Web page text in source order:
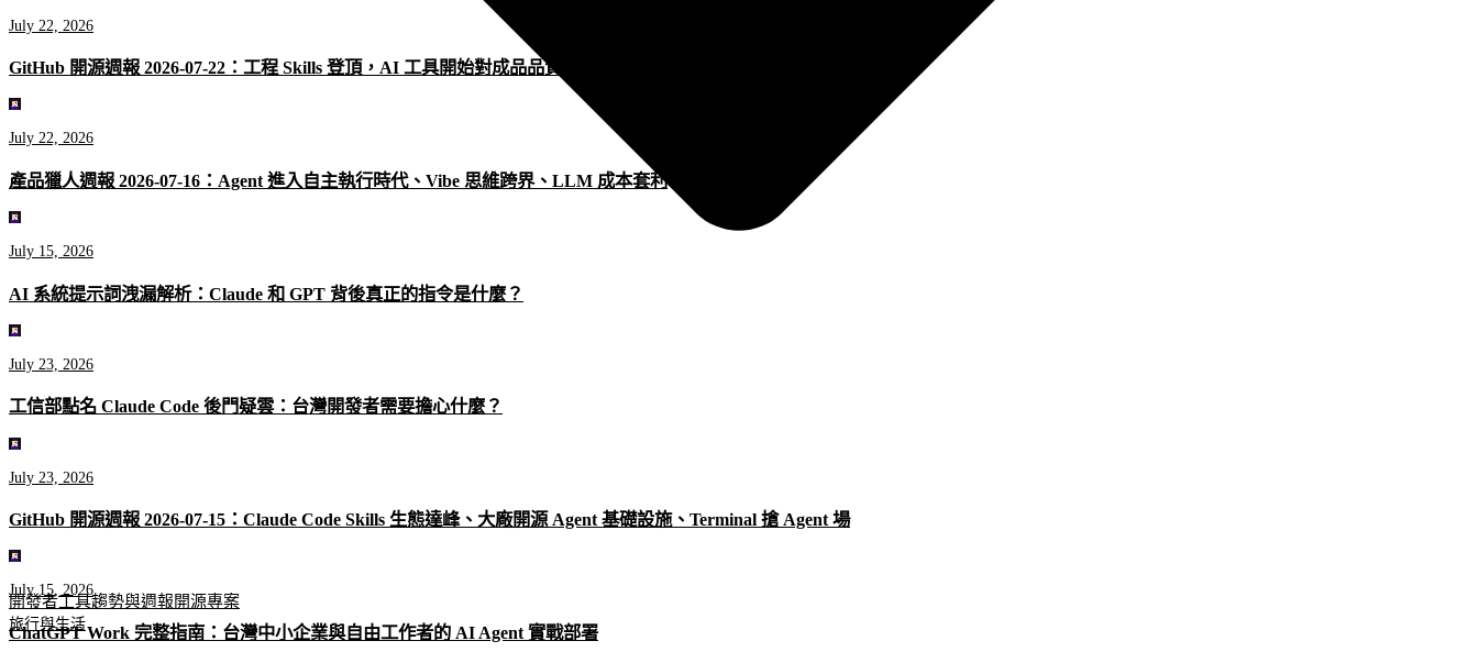
開發者工具趨勢與週報開源專案
旅行與生活
July 22, 2026
GitHub 開源週報 2026-07-22：工程 Skills 登頂，AI 工具開始對成品品質負責
July 22, 2026
產品獵人週報 2026-07-16：Agent 進入自主執行時代、Vibe 思維跨界、LLM 成本套利
July 15, 2026
AI 系統提示詞洩漏解析：Claude 和 GPT 背後真正的指令是什麼？
July 23, 2026
工信部點名 Claude Code 後門疑雲：台灣開發者需要擔心什麼？
July 23, 2026
GitHub 開源週報 2026-07-15：Claude Code Skills 生態達峰、大廠開源 Agent 基礎設施、Terminal 搶 Agent 場
July 15, 2026
ChatGPT Work 完整指南：台灣中小企業與自由工作者的 AI Agent 實戰部署